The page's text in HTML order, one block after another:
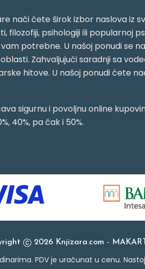
naći ćete širok izbor naslova iz
psihologiji ili popularnoj
potrebne. U našoj ponudi se
Zahvaljujući saradnji sa
hitove. U našoj ponudi ćete
sigurnu i povoljnu online
40%, pa čak i 50%.
2026 Knjizara.com -
PDV je uračunat u cenu.